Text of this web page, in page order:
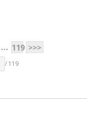
... 119 >>>
/ 119